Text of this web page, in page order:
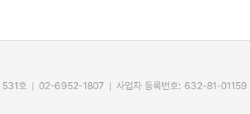
531호 02-6952-1807 사업자 등록번호: 632-81-01159